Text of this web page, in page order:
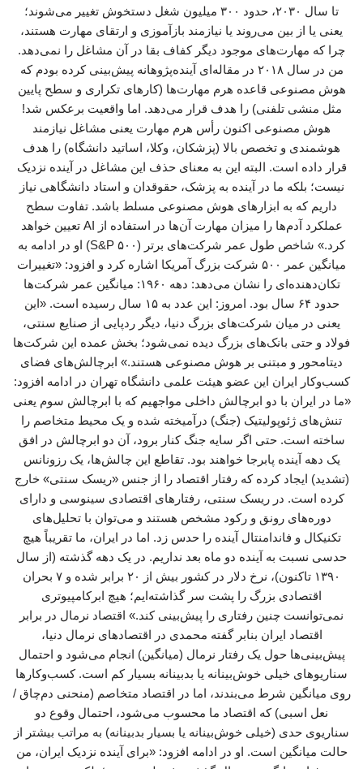
تا سال ۲۰۳۰، حدود ۳۰۰ میلیون شغل دستخوش تغییر می‌شوند؛
یعنی یا از بین می‌روند یا نیازمند بازآموزی و ارتقای مهارت هستند،
چرا که مهارت‌های موجود دیگر کفاف بقا در آن مشاغل را نمی‌دهد.
من در سال ۲۰۱۸ در مقاله‌ای آینده‌پژوهانه پیش‌بینی کرده بودم که
هوش مصنوعی قاعده هرم مهارت‌ها (کارهای تکراری و سطح پایین
مثل منشی تلفنی) را هدف قرار می‌دهد. اما واقعیت برعکس شد!
هوش مصنوعی اکنون رأس هرم مهارت یعنی مشاغل نیازمند
هوشمندی و تخصص بالا (پزشکان، وکلا، اساتید دانشگاه) را هدف
قرار داده است. البته این به معنای حذف این مشاغل در آینده نزدیک
نیست؛ بلکه ما در آینده به پزشک، حقوقدان و استاد دانشگاهی نیاز
داریم که به ابزارهای هوش مصنوعی مسلط باشد. تفاوت سطح
عملکرد آدم‌ها را میزان مهارت آن‌ها در استفاده از AI تعیین خواهد
کرد.» شاخص طول عمر شرکت‌های برتر (S&P ۵۰۰) او در ادامه به
میانگین عمر ۵۰۰ شرکت بزرگ آمریکا اشاره کرد و افزود: «تغییرات
تکان‌دهنده‌ای را نشان می‌دهد: دهه ۱۹۶۰: میانگین عمر شرکت‌ها
حدود ۶۴ سال بود. امروز: این عدد به ۱۵ سال رسیده است. «این
یعنی در میان شرکت‌های بزرگ دنیا، دیگر ردپایی از صنایع سنتی،
فولاد و حتی بانک‌های بزرگ دیده نمی‌شود؛ بخش عمده این شرکت‌ها
دیتامحور و مبتنی بر هوش مصنوعی هستند.» ابرچالش‌های فضای
کسب‌وکار ایران این عضو هیئت علمی دانشگاه تهران در ادامه افزود:
«ما در ایران با دو ابرچالش داخلی مواجهیم که با ابرچالش سوم یعنی
تنش‌های ژئوپولیتیک (جنگ) درآمیخته شده و یک محیط متخاصم را
ساخته است. حتی اگر سایه جنگ کنار برود، آن دو ابرچالش در افق
یک دهه آینده پابرجا خواهند بود. تقاطع این چالش‌ها، یک رزونانس
(تشدید) ایجاد کرده که رفتار اقتصاد را از جنس «ریسک سنتی» خارج
کرده است. در ریسک سنتی، رفتارهای اقتصادی سینوسی و دارای
دوره‌های رونق و رکود مشخص هستند و می‌توان با تحلیل‌های
تکنیکال و فاندامنتال آینده را حدس زد. اما در ایران، ما تقریباً هیچ
حدسی نسبت به آینده دو ماه بعد نداریم. در یک دهه گذشته (از سال
۱۳۹۰ تاکنون)، نرخ دلار در کشور بیش از ۲۰ برابر شده و ۷ بحران
اقتصادی بزرگ را پشت سر گذاشته‌ایم؛ هیچ ابرکامپیوتری
نمی‌توانست چنین رفتاری را پیش‌بینی کند.» اقتصاد نرمال در برابر
اقتصاد ایران بنابر گفته محمدی در اقتصادهای نرمال دنیا،
پیش‌بینی‌ها حول یک رفتار نرمال (میانگین) انجام می‌شود و احتمال
سناریوهای خیلی خوش‌بینانه یا بدبینانه بسیار کم است. کسب‌وکارها
روی میانگین شرط می‌بندند، اما در اقتصاد متخاصم (منحنی دم‌چاق /
نعل اسبی) که اقتصاد ما محسوب می‌شود، احتمال وقوع دو
سناریوی حدی (خیلی خوش‌بینانه یا بسیار بدبینانه) به مراتب بیشتر از
حالت میانگین است. او در ادامه افزود: «برای آینده نزدیک ایران، من